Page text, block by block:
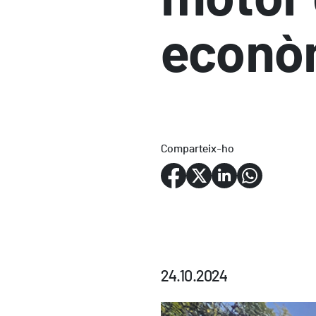
Comparteix-ho
24.10.2024